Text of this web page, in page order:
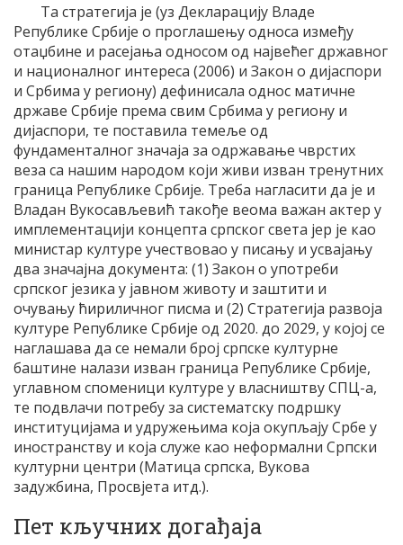
Та стратегија је (уз Декларацију Владе
Републике Србије о проглашењу односа између
отаџбине и расејања односом од највећег државног
и националног интереса (2006) и Закон о дијаспори
и Србима у региону) дефинисала однос матичне
државе Србије према свим Србима у региону и
дијаспори, те поставила темеље од
фундаменталног значаја за одржавање чврстих
веза са нашим народом који живи изван тренутних
граница Републике Србије. Треба нагласити да је и
Владан Вукосављевић такође веома важан актер у
имплементацији концепта српског света јер је као
министар културе учествовао у писању и усвајању
два значајна документа: (1) Закон о употреби
српског језика у јавном животу и заштити и
очувању ћириличног писма и (2) Стратегија развоја
културе Републике Србије од 2020. до 2029, у којој се
наглашава да се немали број српске културне
баштине налази изван граница Републике Србије,
углавном споменици културе у власништву СПЦ-а,
те подвлачи потребу за систематску подршку
институцијама и удружењима која окупљају Србе у
иностранству и која служе као неформални Српски
културни центри (Матица српска, Вукова
задужбина, Просвјета итд.).
Пет кључних догађаја